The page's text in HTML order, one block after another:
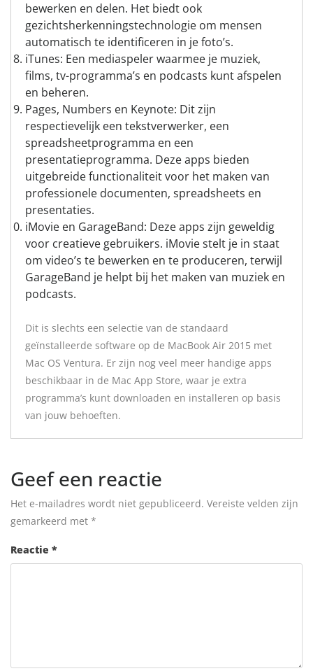
bewerken en delen. Het biedt ook
gezichtsherkenningstechnologie om mensen
automatisch te identificeren in je foto’s.
iTunes: Een mediaspeler waarmee je muziek,
films, tv-programma’s en podcasts kunt afspelen
en beheren.
Pages, Numbers en Keynote: Dit zijn
respectievelijk een tekstverwerker, een
spreadsheetprogramma en een
presentatieprogramma. Deze apps bieden
uitgebreide functionaliteit voor het maken van
professionele documenten, spreadsheets en
presentaties.
iMovie en GarageBand: Deze apps zijn geweldig
voor creatieve gebruikers. iMovie stelt je in staat
om video’s te bewerken en te produceren, terwijl
GarageBand je helpt bij het maken van muziek en
podcasts.
Dit is slechts een selectie van de standaard
geïnstalleerde software op de MacBook Air 2015 met
Mac OS Ventura. Er zijn nog veel meer handige apps
beschikbaar in de Mac App Store, waar je extra
programma’s kunt downloaden en installeren op basis
van jouw behoeften.
Geef een reactie
Het e-mailadres wordt niet gepubliceerd. Vereiste velden zijn
gemarkeerd met *
Reactie *